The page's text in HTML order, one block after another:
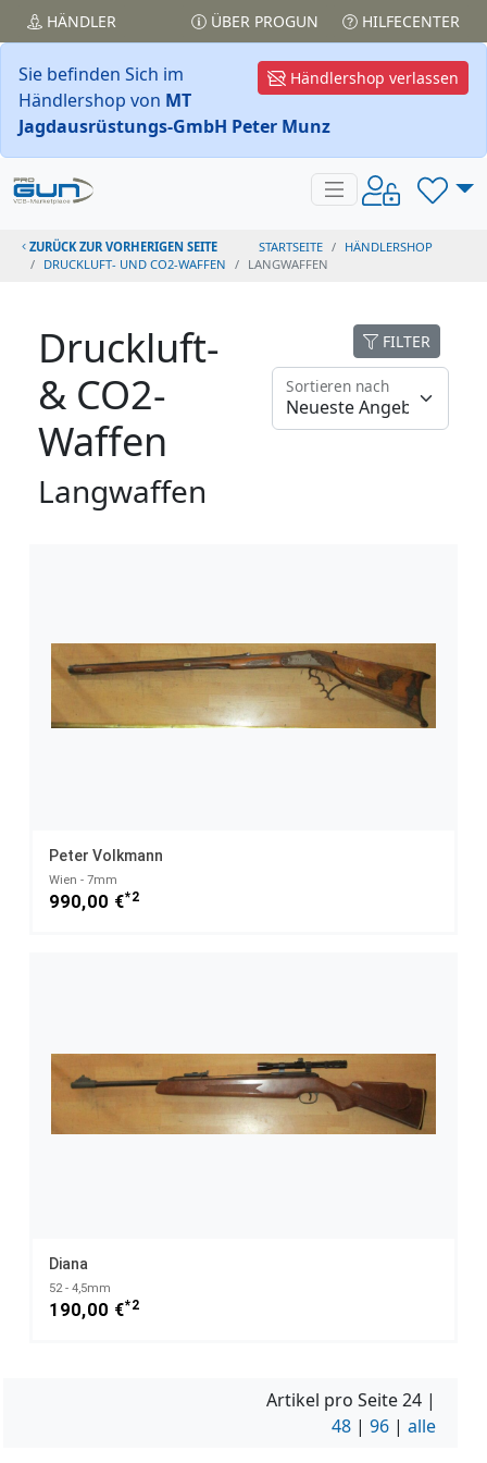
HÄNDLER ÜBER PROGUN HILFECENTER
Händlershop verlassen
Sie befinden Sich im
Händlershop von MT
Jagdausrüstungs-GmbH Peter Munz
ZURÜCK ZUR VORHERIGEN SEITE STARTSEITE
HÄNDLERSHOP
DRUCKLUFT- UND CO2-WAFFEN
LANGWAFFEN
Druckluft-
& CO2-
Waffen
Langwaffen
FILTER
Sortieren nach
Peter Volkmann
Wien - 7mm
990,00 €*2
Diana
52 - 4,5mm
190,00 €*2
Artikel pro Seite24 |
48 | 96 | alle